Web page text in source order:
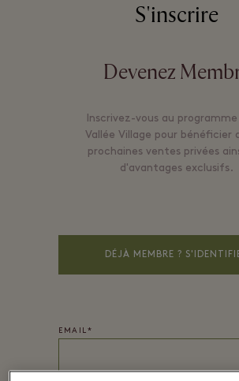
S'inscrire
Devenez
Inscrivez-vous au programme
Vallée Village pour bénéficier
prochaines ventes privées
d'avantages exclusifs.
DÉJÀ MEMBRE ?
EMAIL*